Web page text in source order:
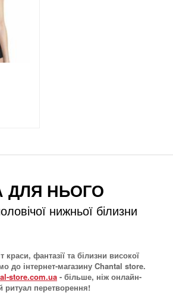
ДЛЯ НЬОГО
нижньої білизни
фантазії та білизни високої
до інтернет-магазину Chantal store.
store.com.ua - більше, ніж онлайн-
ритуал перетворення!